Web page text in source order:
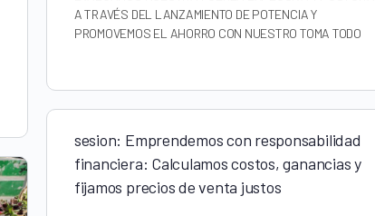
A TRAVÉS DEL LANZAMIENTO DE POTENCIA Y
PROMOVEMOS EL AHORRO CON NUESTRO TOMA TODO
sesion: Emprendemos con responsabilidad
financiera: Calculamos costos, ganancias y
fijamos precios de venta justos